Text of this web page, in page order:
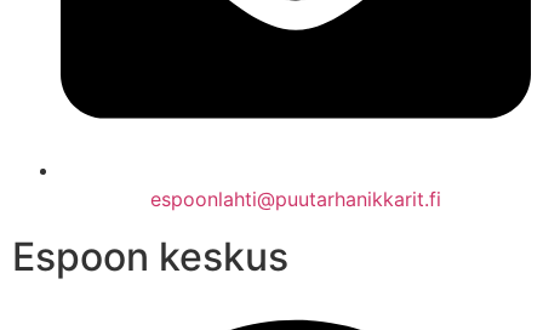
espoonlahti@puutarhanikkarit.fi
Espoon keskus